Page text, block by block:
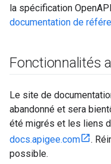
la spécification
documentation de
Fonctionnalités
Le site de
abandonné et sera
été migrés et les liens
docs.apigee.com
.
possible.